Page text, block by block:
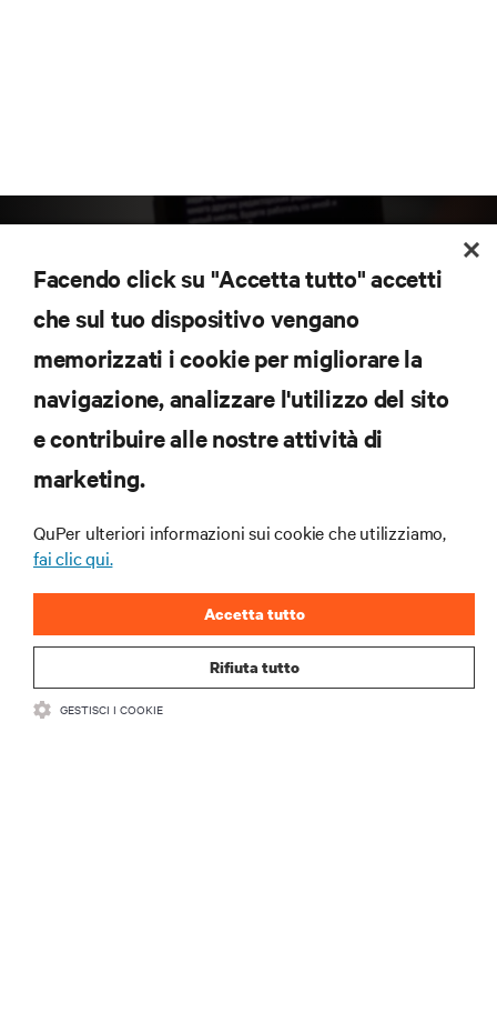
Iscriviti per scoprire le ultime tendenze
tecnologiche
Ricevi aggiornamenti regolari sugli argomenti più
importanti del settore, con le discussioni più recenti
e gli approfondimenti degli esperti sulla gestione di
Facendo click su "Accetta tutto" accetti
che sul tuo dispositivo vengano
memorizzati i cookie per migliorare la
navigazione, analizzare l'utilizzo del sito
e contribuire alle nostre attività di
marketing.
QuPer ulteriori informazioni sui cookie che utilizziamo,
fai clic qui.
Rifiuta tutto
Accetta tutto
GESTISCI I COOKIE